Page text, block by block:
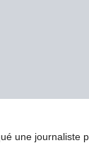
une journaliste